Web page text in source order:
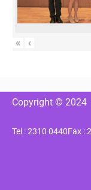
« ‹
Copyright © 2024
Tel : 2310 0440Fax :